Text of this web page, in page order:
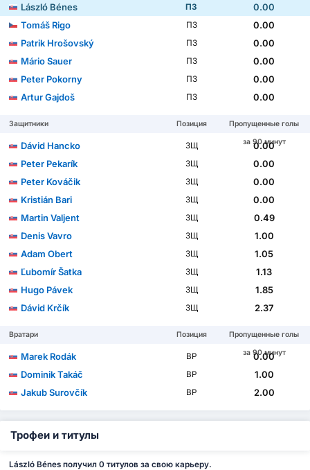
László Bénes
ПЗ
0.00
Tomáš Rigo
ПЗ
0.00
Patrik Hrošovský
ПЗ
0.00
Mário Sauer
ПЗ
0.00
Peter Pokorny
ПЗ
0.00
Artur Gajdoš
ПЗ 0.00
Защитники Позиция
Пропущенные голы
за 90 минут
Dávid Hancko ЗЩ
0.00
Peter Pekarík
ЗЩ
0.00
Peter Kováčik
ЗЩ
0.00
Kristián Bari
ЗЩ
0.00
Martin Valjent
ЗЩ
0.49
Denis Vavro
ЗЩ
1.00
Adam Obert
ЗЩ
1.05
Ľubomír Šatka
ЗЩ
1.13
Hugo Pávek
ЗЩ
1.85
Dávid Krčík
ЗЩ 2.37
Вратари Позиция
Пропущенные голы
за 90 минут
Marek Rodák ВР
0.00
Dominik Takáč
ВР
1.00
Jakub Surovčík
ВР 2.00
Трофеи и титулы
László Bénes получил 0 титулов за свою карьеру.